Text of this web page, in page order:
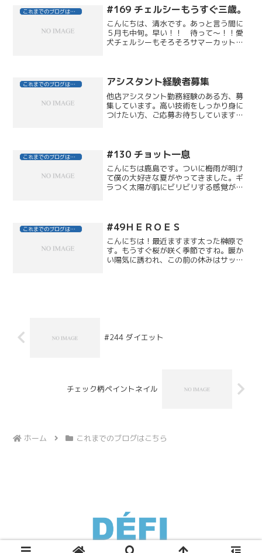
正6/20 ＰＭ18：00）●熊谷ちあき１
６日（水）～２０日（...
これまでのブログはこちら #169 チェルシーもうすぐ三歳。
こんにちは、清水です。あっと言う間に
５月も中旬。早い！！ 待って～！！愛
犬チェルシーもそろそろサマーカット
大好きみたいで、５月になっ...
これまでのブログはこちら アシスタント経験者募集
他店アシスタント勤務経験のある方、募
集しています。高い技術をしっかり身に
つけたい方、ご応募お待ちしています！
からでも結構ですが、希望...
これまでのブログはこちら #130 チョット一息
こんにちは鹿島です。ついに梅雨が明け
て僕の大好きな夏がやってきました。ギ
ラつく太陽が肌にビリビリする感覚があ
ラインを抜けて、富津岬の...
これまでのブログはこちら #49ＨＥＲＯＥＳ
こんにちは！最近ますます太った榊原で
す。もうすぐ桜が咲く季節ですね。暖か
い陽気に誘われ、この前の休みはサッカ
#244 ダイエット
チェック柄ペイントネイル
ホーム これまでのブログはこちら